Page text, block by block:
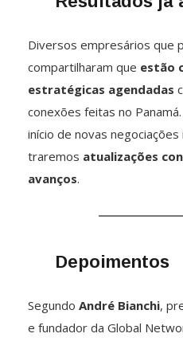
Diversos empresários que
compartilharam que estão
estratégicas agendadas
conexões feitas no
início de novas
traremos atualizações
avanços.
Depoimentos
Segundo André Bianchi,
e fundador da Global